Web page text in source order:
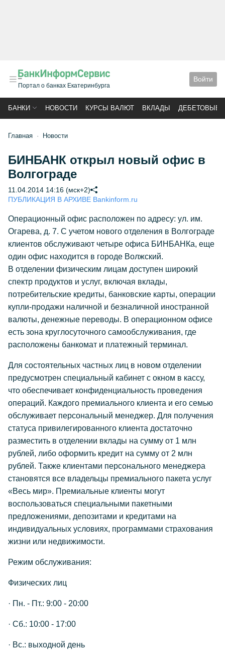
Портал о банках Екатеринбурга
Войти
БАНКИ НОВОСТИ КУРСЫ ВАЛЮТ ВКЛАДЫ ДЕБЕТОВЫЕ
Главная Новости
БИНБАНК открыл новый офис в
Волгограде
11.04.2014 14:16 (мск+2)
ПУБЛИКАЦИЯ В АРХИВЕ Bankinform.ru
Операционный офис расположен по адресу: ул. им.
Огарева, д. 7. С учетом нового отделения в Волгограде
клиентов обслуживают четыре офиса БИНБАНКа, еще
один офис находится в городе Волжский.
В отделении физическим лицам доступен широкий
спектр продуктов и услуг, включая вклады,
потребительские кредиты, банковские карты, операции
купли-продажи наличной и безналичной иностранной
валюты, денежные переводы. В операционном офисе
есть зона круглосуточного самообслуживания, где
расположены банкомат и платежный терминал.
Для состоятельных частных лиц в новом отделении
предусмотрен специальный кабинет с окном в кассу,
что обеспечивает конфиденциальность проведения
операций. Каждого премиального клиента и его семью
обслуживает персональный менеджер. Для получения
статуса привилегированного клиента достаточно
разместить в отделении вклады на сумму от 1 млн
рублей, либо оформить кредит на сумму от 2 млн
рублей. Также клиентами персонального менеджера
становятся все владельцы премиального пакета услуг
«Весь мир». Премиальные клиенты могут
воспользоваться специальными пакетными
предложениями, депозитами и кредитами на
индивидуальных условиях, программами страхования
жизни или недвижимости.
Режим обслуживания:
Физических лиц
· Пн. - Пт.: 9:00 - 20:00
· Сб.: 10:00 - 17:00
· Вс.: выходной день